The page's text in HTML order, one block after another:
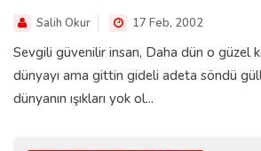
Salih Okur 17 Feb, 2002
Sevgili güvenilir insan, Daha dün o güzel
dünyayı ama gittin gideli adeta söndü
dünyanın ışıkları yok ol...